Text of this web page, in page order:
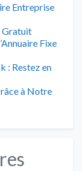
Entreprise
Gratuit
Fixe
: Restez en
à Notre